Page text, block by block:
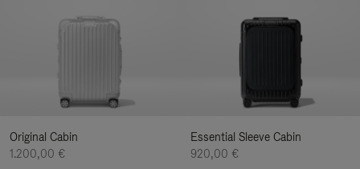
Original Cabin
1.200,00 €
Essential Sleeve Cabin
920,00 €